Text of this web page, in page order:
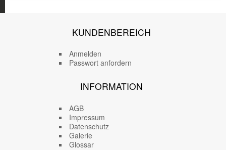
KUNDENBEREICH
Anmelden
Passwort anfordern
INFORMATION
AGB
Impressum
Datenschutz
Galerie
Glossar